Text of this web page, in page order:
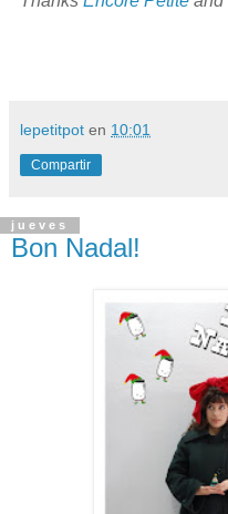
lepetitpot en 10:01
Compartir
jueves
Bon Nadal!